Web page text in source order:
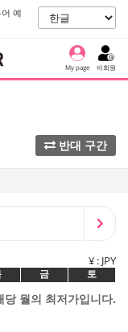
예
My page 비회원
반대 구간
¥ : JPY
금 토
당 월의 최저가입니다.